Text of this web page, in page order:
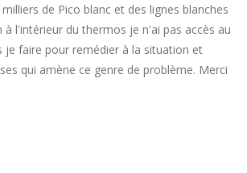
de Pico blanc et des lignes blanches
à l'intérieur du thermos je n'ai pas accès au
je faire pour remédier à la situation et
qui amène ce genre de problème. Merci